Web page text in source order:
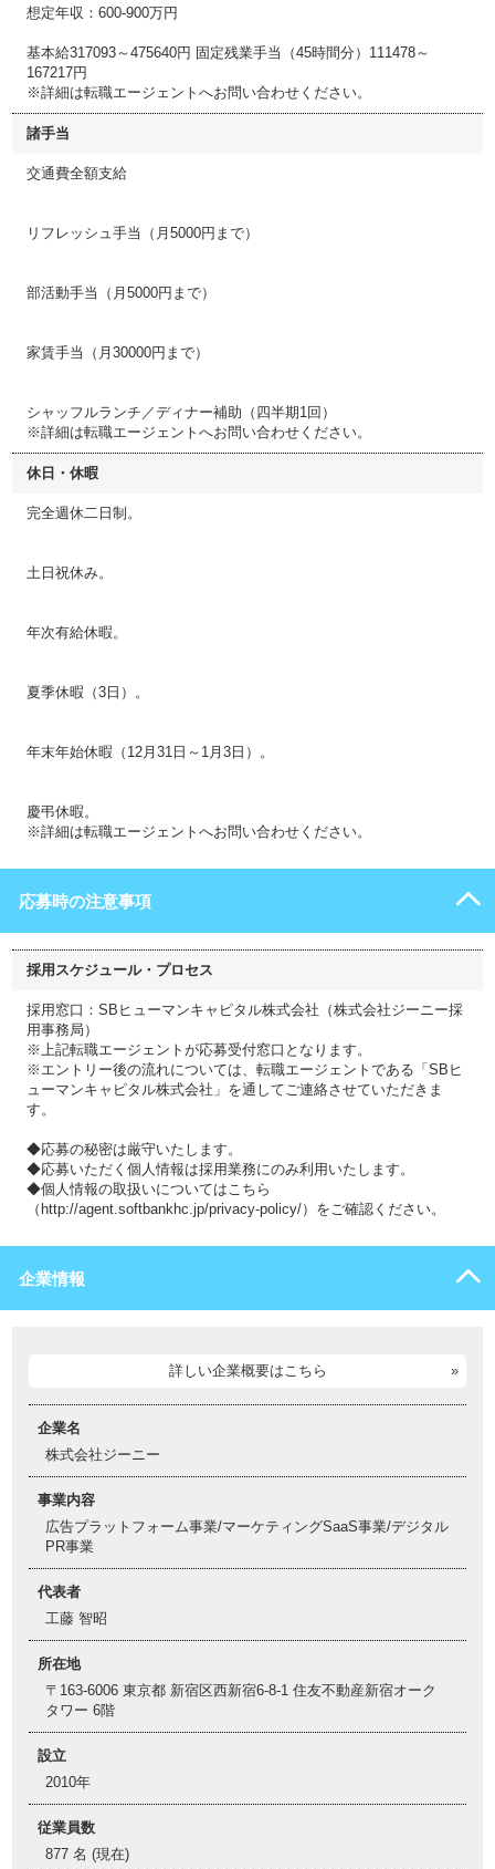
想定年収：600-900万円
基本給317093～475640円 固定残業手当（45時間分）111478～
167217円
※詳細は転職エージェントへお問い合わせください。
諸手当
交通費全額支給
リフレッシュ手当（月5000円まで）
部活動手当（月5000円まで）
家賃手当（月30000円まで）
シャッフルランチ／ディナー補助（四半期1回）
※詳細は転職エージェントへお問い合わせください。
休日・休暇
完全週休二日制。
土日祝休み。
年次有給休暇。
夏季休暇（3日）。
年末年始休暇（12月31日～1月3日）。
慶弔休暇。
※詳細は転職エージェントへお問い合わせください。
応募時の注意事項
採用スケジュール・プロセス
採用窓口：SBヒューマンキャピタル株式会社（株式会社ジーニー採
用事務局）
※上記転職エージェントが応募受付窓口となります。
※エントリー後の流れについては、転職エージェントである「SBヒ
ューマンキャピタル株式会社」を通してご連絡させていただきま
す。
◆応募の秘密は厳守いたします。
◆応募いただく個人情報は採用業務にのみ利用いたします。
◆個人情報の取扱いについてはこちら
（http://agent.softbankhc.jp/privacy-policy/）をご確認ください。
企業情報
詳しい企業概要はこちら
企業名
株式会社ジーニー
事業内容
広告プラットフォーム事業/マーケティングSaaS事業/デジタル
PR事業
代表者
工藤 智昭
所在地
〒163-6006 東京都 新宿区西新宿6-8-1 住友不動産新宿オーク
タワー 6階
設立
2010年
従業員数
877 名 (現在)